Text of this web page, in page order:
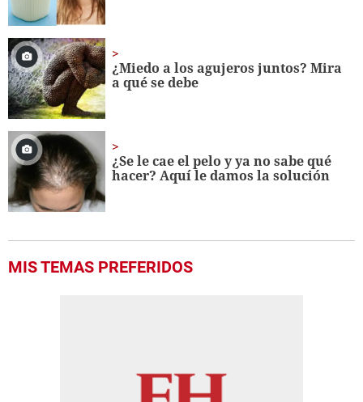
¿Miedo a los agujeros juntos? Mira
a qué se debe
¿Se le cae el pelo y ya no sabe qué
hacer? Aquí le damos la solución
MIS TEMAS PREFERIDOS